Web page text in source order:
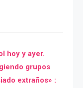
hoy y ayer.
grupos
extraños» :